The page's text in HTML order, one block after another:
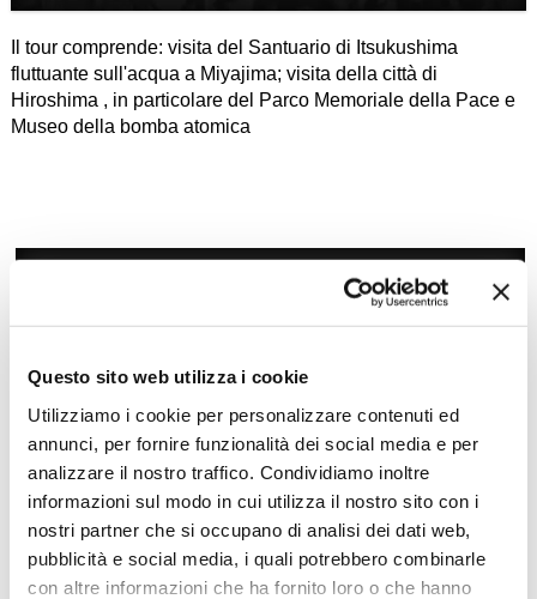
Questo sito web utilizza i cookie
Utilizziamo i cookie per personalizzare contenuti ed
annunci, per fornire funzionalità dei social media e per
analizzare il nostro traffico. Condividiamo inoltre
informazioni sul modo in cui utilizza il nostro sito con i
nostri partner che si occupano di analisi dei dati web,
pubblicità e social media, i quali potrebbero combinarle
con altre informazioni che ha fornito loro o che hanno
Il tour comprende: visita del Santuario di Itsukushima
fluttuante sull'acqua a Miyajima; visita della città di
Hiroshima , in particolare del Parco Memoriale della Pace e
Museo della bomba atomica
Zoom Minimize map